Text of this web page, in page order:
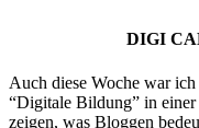
DIGI
Auch diese Woche war
“Digitale Bildung” in
zeigen, was Bloggen